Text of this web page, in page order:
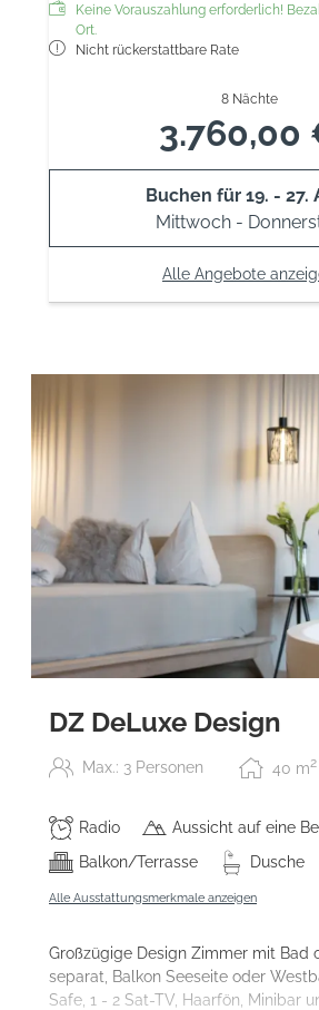
Keine Vorauszahlung erforderlich!
Ort.
Nicht rückerstattbare Rate
8 Nächte
3.760,00
Buchen für 19. - 27.
Mittwoch -
Alle Angebote
DZ DeLuxe Design
Max.: 3 Personen 40 m2
Radio
Aussicht auf eine
Balkon/Terrasse
Dusche
Alle Ausstattungsmerkmale anzeigen
Großzügige Design Zimmer mit Bad
separat, Balkon Seeseite oder
Safe, 1 - 2 Sat-TV, Haarfön, Minibar